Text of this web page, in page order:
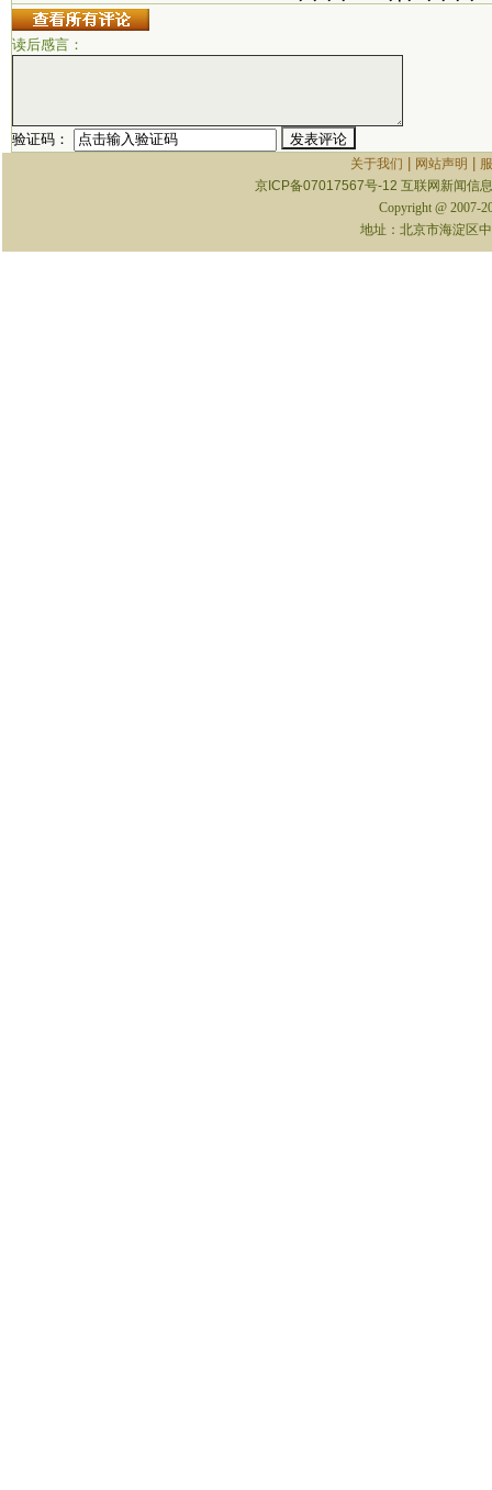
读后感言：
验证码：
关于我们 | 网站声明 |
京ICP备07017567号-12 互联网新闻信
Copyright @ 2007-
地址：北京市海淀区